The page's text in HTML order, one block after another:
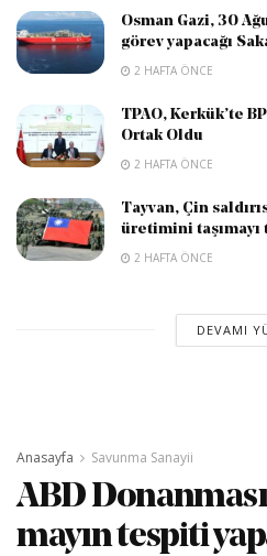
Osman Gazi, 30
görev yapacağı
2 HAFTA ÖNCE
TPAO, Kerkük’te
Ortak Oldu
2 HAFTA ÖNCE
Tayvan, Çin
üretimini taşımayı
2 HAFTA ÖNCE
DEVAMI
Anasayfa Savunma Sanayii
ABD
mayın tespiti